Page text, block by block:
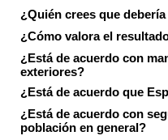
¿Quién crees que
¿Cómo valora el
¿Está de acuerdo con
exteriores?
¿Está de acuerdo que
¿Está de acuerdo con
población en general?